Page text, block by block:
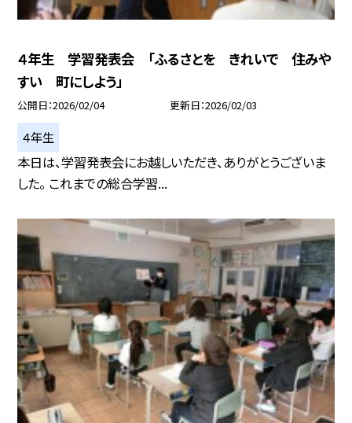
４年生 学習発表会 「ふるさとを きれいで 住みや
すい 町にしよう」
公開日 2026/02/04 更新日 2026/02/03
４年生
本日は、学習発表会にお越しいただき、ありがとうございま
した。 これまでの総合学習...